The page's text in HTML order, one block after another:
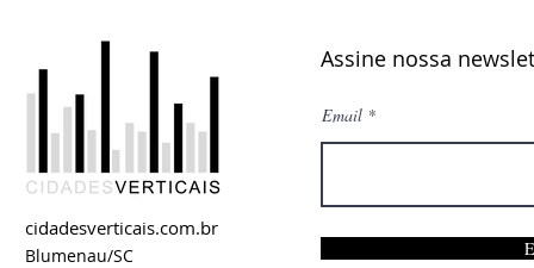
cidadesverticais.com.br
Blumenau/SC
Assine nossa
Email